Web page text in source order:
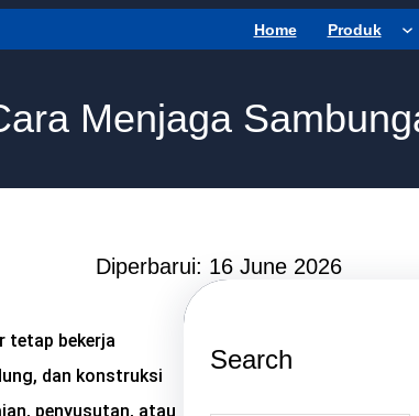
Home Produk
Menjaga
Diperbarui: 16 June 2026
tetap bekerja
dan konstruksi
penyusutan, atau
Search